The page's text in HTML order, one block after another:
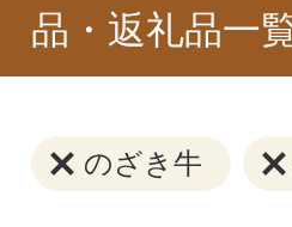
品・返礼品一
のざき牛